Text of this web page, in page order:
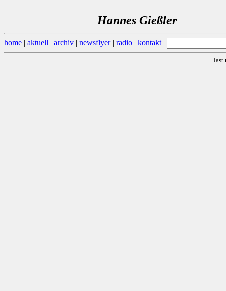
Hannes Gießler
home | aktuell | archiv | newsflyer| radio | kontakt |
last